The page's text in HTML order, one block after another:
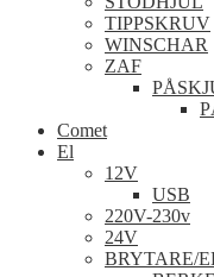
TIPPSKRUV
WINSCHAR
ZAF
Comet
El
12V
USB
220V-230v
24V
BRYTARE/